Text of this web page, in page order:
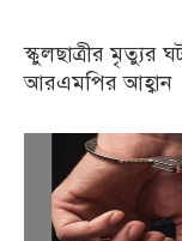
স্কুলছাত্রীর মৃত্যুর
আরএমপির আহ্বান